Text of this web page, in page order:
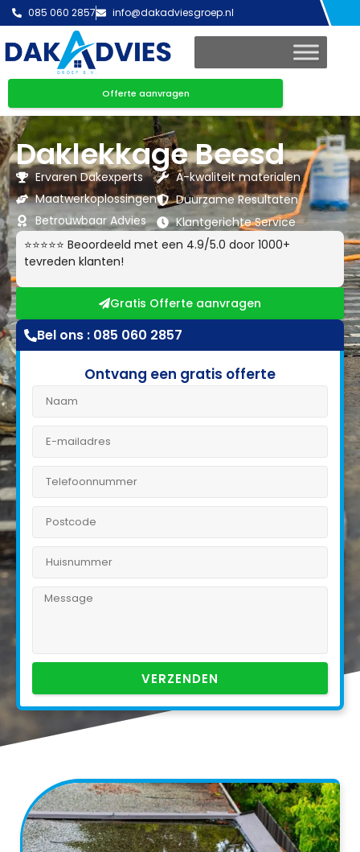
085 060 2857 info@dakadviesgroep.nl
Offerte aanvragen
Daklekkage Beesd
Ervaren Dakexperts
Maatwerkoplossingen
Betrouwbaar Advies
A-kwaliteit materialen
Duurzame Resultaten
Klantgerichte Service
⭐⭐⭐⭐⭐ Beoordeeld met een 4.9/5.0 door 1000+
tevreden klanten!
Gratis Offerte aanvragen
Bel ons : 085 060 2857
Ontvang een gratis offerte
VERZENDEN